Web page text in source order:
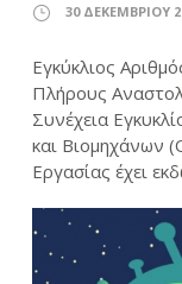
30 ΔΕΚΕΜΒΡΊΟΥ
Εγκύκλιος
Πλήρους
Συνέχεια
και Βιομηχάνων
Εργασίας έχει